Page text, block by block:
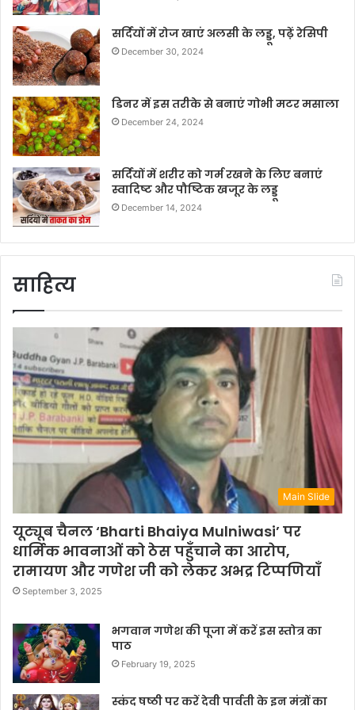
सर्दियों में रोज खाएं अलसी के लड्डू, पढ़ें रेसिपी
December 30, 2024
डिनर में इस तरीके से बनाएं गोभी मटर मसाला
December 24, 2024
सर्दियों में शरीर को गर्म रखने के लिए बनाएं
स्वादिष्ट और पौष्टिक खजूर के लड्डू
December 14, 2024
साहित्य
Main Slide
यूट्यूब चैनल ‘Bharti Bhaiya Mulniwasi’ पर
धार्मिक भावनाओं को ठेस पहुँचाने का आरोप,
रामायण और गणेश जी को लेकर अभद्र टिप्पणियाँ
September 3, 2025
भगवान गणेश की पूजा में करें इस स्तोत्र का
पाठ
February 19, 2025
स्कंद षष्ठी पर करें देवी पार्वती के इन मंत्रों का